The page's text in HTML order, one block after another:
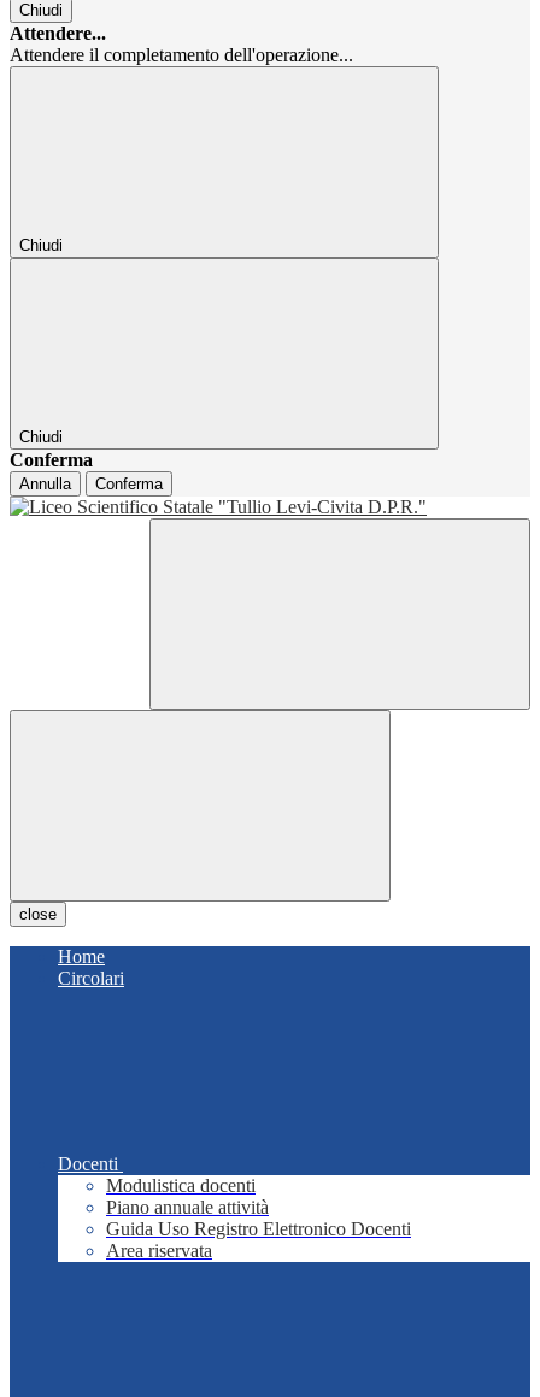
Chiudi
Attendere...
Attendere il completamento dell'operazione...
Chiudi
Chiudi
Conferma
Annulla Conferma
close
Home
Circolari
Docenti
Modulistica docenti
Piano annuale attività
Guida Uso Registro Elettronico Docenti
Area riservata